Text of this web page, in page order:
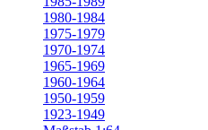
1980-1984
1975-1979
1970-1974
1965-1969
1960-1964
1950-1959
1923-1949